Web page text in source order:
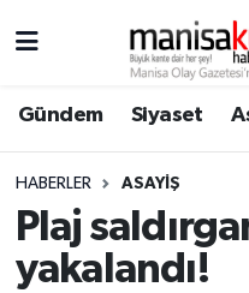
Gündem Siyaset
HABERLER ASAYIŞ
Plaj
yakalandı!
Ege Haberleri
Ekonomi
Genel
Yunusemre Hava
Yunusemre Trafik
Süper Lig Puan